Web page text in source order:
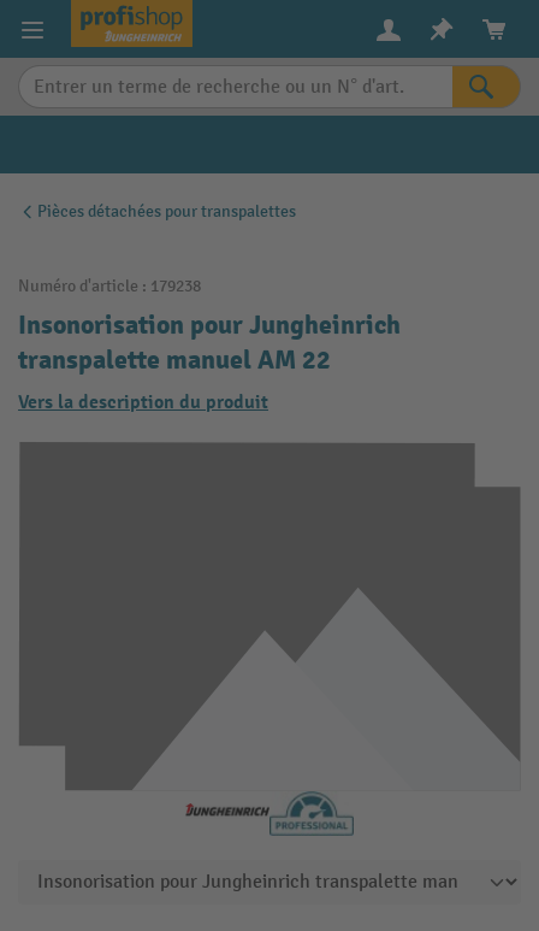
content
Pièces détachées pour transpalettes
Numéro d'article : 179238
Insonorisation pour Jungheinrich
transpalette manuel AM 22
Vers la description du produit